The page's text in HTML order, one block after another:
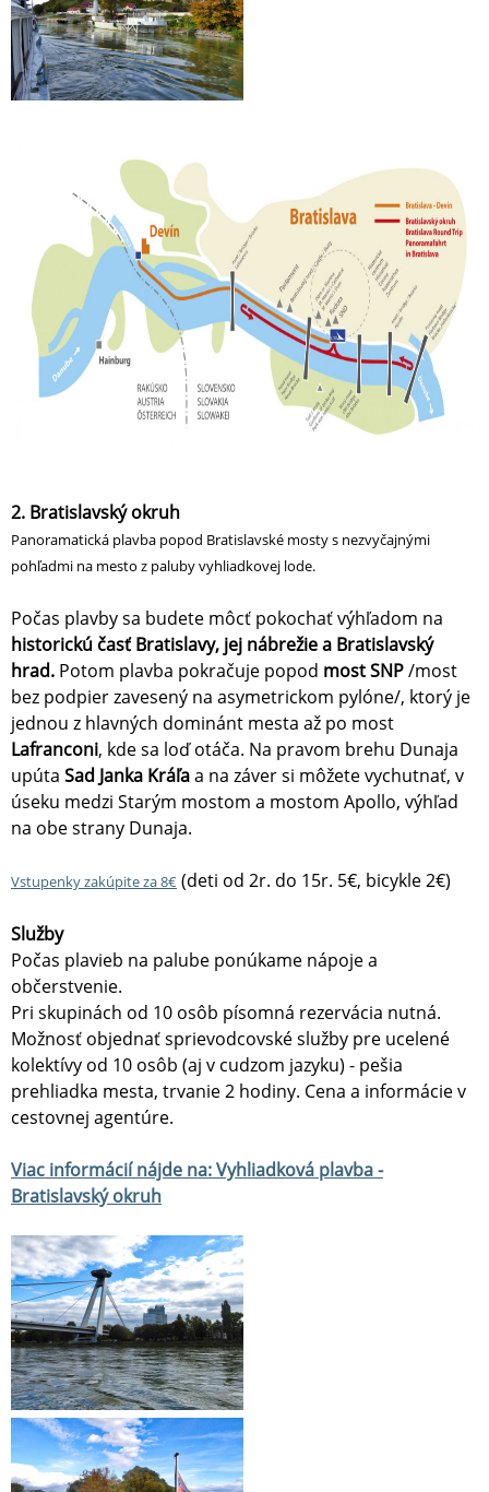
2. Bratislavský okruh
Panoramatická plavba popod Bratislavské mosty s nezvyčajnými
pohľadmi na mesto z paluby vyhliadkovej lode.
Počas plavby sa budete môcť pokochať výhľadom na
historickú časť Bratislavy, jej nábrežie a Bratislavský
hrad. Potom plavba pokračuje popod most SNP/most
bez podpier zavesený na asymetrickom pylóne/, ktorý je
jednou z hlavných dominánt mesta až po most
Lafranconi, kde sa loď otáča. Na pravom brehu Dunaja
upúta Sad Janka Kráľaa na záver si môžete vychutnať, v
úseku medzi Starým mostom a mostom Apollo, výhľad
na obe strany Dunaja.
Vstupenky zakúpite za 8€ (deti od 2r. do 15r. 5€, bicykle 2€)
Služby
Počas plavieb na palube ponúkame nápoje a
občerstvenie.
Pri skupinách od 10 osôb písomná rezervácia nutná.
Možnosť objednať sprievodcovské služby pre ucelené
kolektívy od 10 osôb (aj v cudzom jazyku) - pešia
prehliadka mesta, trvanie 2 hodiny. Cena a informácie v
cestovnej agentúre.
Viac informácií nájde na: Vyhliadková plavba -
Bratislavský okruh